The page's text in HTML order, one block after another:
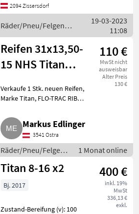
Räder/Pneu/Felgen
Räder/Pneu/Felgen
2094 Zissersdorf
Räder/Pneu/Felgen /
Titan
19-03-2023
11:08
Reifen 31x13,50-
15 NHS Titan
110 €
MwSt nicht
ausweisbar
Alter Preis
130 €
Verkaufe 1 Stk. neuen Reifen,
Marke Titan, FLO-TRAC RIB
noch nirgends montiert,
komplett neu. € 110, -.
Privatverkauf: Keine Rückgabe,
Umt
Markus Edlinger
3541 Ostra
Räder/Pneu/Felgen /
Sonstige
Räder/Pneu/Felgen
1 Monat online
Titan 8-16 x2 400 €
inkl. 19%
MwSt
336,13 €
exkl.
Bj. 2017
Zustand-Bereifung (v): 100